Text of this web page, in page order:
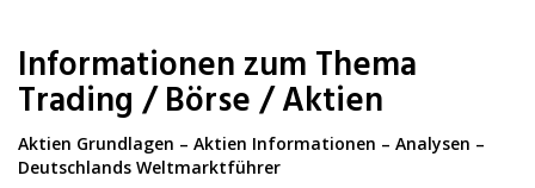
main
content
Informationen zum Thema
Trading / Börse / Aktien
Aktien Grundlagen – Aktien Informationen – Analysen –
Deutschlands Weltmarktführer